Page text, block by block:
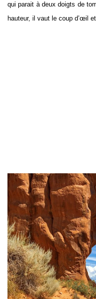
qui parait à deux doigts de
hauteur, il vaut le coup d’œil